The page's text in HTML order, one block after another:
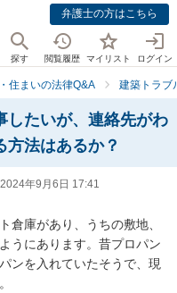
弁護士の方はこちら
探す 閲覧履歴 マイリスト ログイン
住まいの法律Q&A 建築トラブ
したいが、連絡先がわ
方法はあるか？
2024年9月6日 17:41
倉庫があり、うちの敷地、
うにあります。昔プロパン
ンを入れていたそうで、現